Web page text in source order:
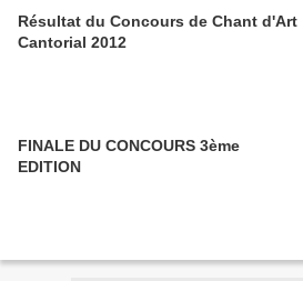
Résultat du Concours de Chant d'Art
Cantorial 2012
FINALE DU CONCOURS 3ème
EDITION